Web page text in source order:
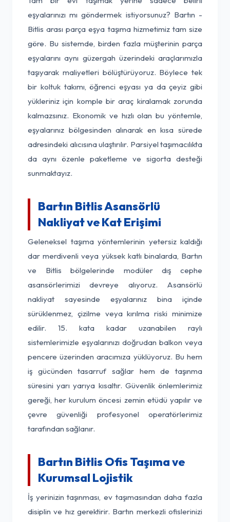
eşyalarınızı mı göndermek istiyorsunuz? Bartın -
Bitlis arası parça eşya taşıma hizmetimiz tam size
göre. Bu sistemde, birden fazla müşterinin parça
eşyalarını aynı güzergah üzerindeki araçlarımızla
taşıyarak maliyetleri bölüştürüyoruz. Böylece tek
bir koltuk takımı, öğrenci eşyası ya da çeyiz gibi
yükleriniz için komple bir araç kiralamak zorunda
kalmazsınız. Ekonomik ve hızlı olan bu yöntemle,
eşyalarınız bölgesinden alınarak en kısa sürede
adresindeki alıcısına ulaştırılır. Parsiyel taşımacılıkta
da aynı özenle paketleme ve sigorta desteği
sunmaktayız.
Bartın Bitlis Asansörlü
Nakliyat ve Kat Erişimi
Geleneksel taşıma yöntemlerinin yetersiz kaldığı
dar merdivenli veya yüksek katlı binalarda, Bartın
ve Bitlis bölgelerinde modüler dış cephe
asansörlerimizi devreye alıyoruz. Asansörlü
nakliyat sayesinde eşyalarınız bina içinde
sürüklenmez, çizilme veya kırılma riski minimize
edilir. 15. kata kadar uzanabilen raylı
sistemlerimizle eşyalarınızı doğrudan balkon veya
pencere üzerinden aracımıza yüklüyoruz. Bu hem
iş gücünden tasarruf sağlar hem de taşınma
süresini yarı yarıya kısaltır. Güvenlik önlemlerimiz
gereği, her kurulum öncesi zemin etüdü yapılır ve
çevre güvenliği profesyonel operatörlerimiz
tarafından sağlanır.
Bartın Bitlis Ofis Taşıma ve
Kurumsal Lojistik
İş yerinizin taşınması, ev taşımasından daha fazla
disiplin ve hız gerektirir. Bartın merkezli ofislerinizi